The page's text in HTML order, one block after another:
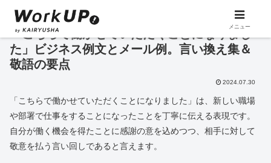
「こちらで働かせていただくことになりまし
た」ビジネス例文とメール例。言い換え集＆
敬語の要点
2024.07.30
「こちらで働かせていただくことになりました」は、新しい職場
や部署で仕事をすることになったことを丁寧に伝える表現です。
自分が働く機会を得たことに感謝の意を込めつつ、相手に対して
敬意を払う言い回しであると言えます。
メニュー